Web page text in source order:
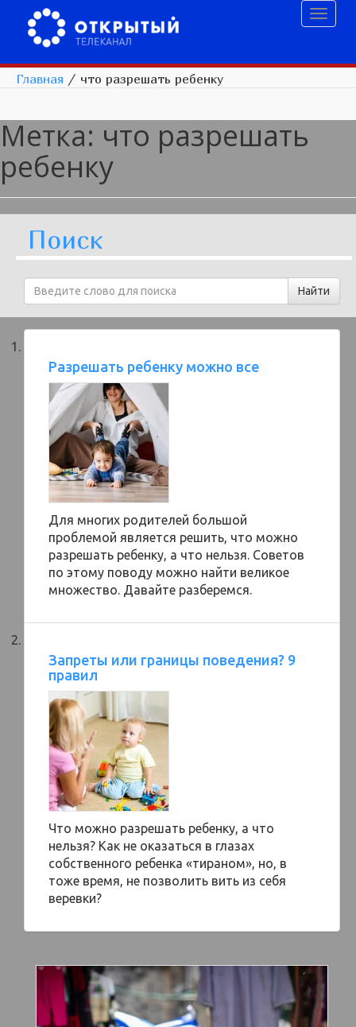
Главная / что разрешать ребенку
Метка: что разрешать
ребенку
Поиск
Разрешать ребенку можно все
Для многих родителей большой
проблемой является решить, что можно
разрешать ребенку, а что нельзя. Советов
по этому поводу можно найти великое
множество. Давайте разберемся.
Запреты или границы поведения? 9
правил
Что можно разрешать ребенку, а что
нельзя? Как не оказаться в глазах
собственного ребенка «тираном», но, в
тоже время, не позволить вить из себя
веревки?